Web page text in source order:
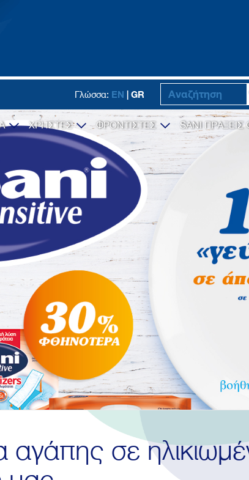
Γλώσσα: EN | GR
ΧΡΗΣΤΕΣ ΦΡΟΝΤΙΣΤΕΣ SANI
αγάπης σε